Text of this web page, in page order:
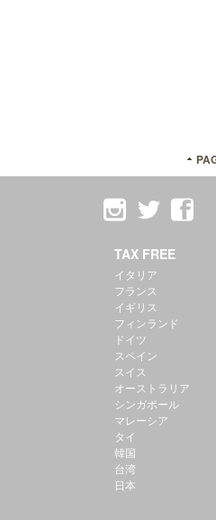
TAX FREE
イタリア
フランス
イギリス
フィンランド
ドイツ
スペイン
スイス
オーストラリア
シンガポール
マレーシア
タイ
韓国
台湾
日本